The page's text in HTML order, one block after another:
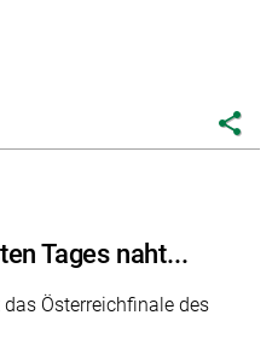
share
Tages naht...
Österreichfinale des